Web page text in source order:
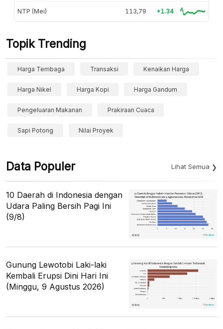
NTP (Mei) 113,79 +1.34
Topik Trending
Harga Tembaga Transaksi Kenaikan Harga
Harga Nikel Harga Kopi Harga Gandum
Pengeluaran Makanan Prakiraan Cuaca
Sapi Potong Nilai Proyek
Data Populer Lihat Semua
10 Daerah di Indonesia dengan
Udara Paling Bersih Pagi Ini
(9/8)
Gunung Lewotobi Laki-laki
Kembali Erupsi Dini Hari Ini
(Minggu, 9 Agustus 2026)